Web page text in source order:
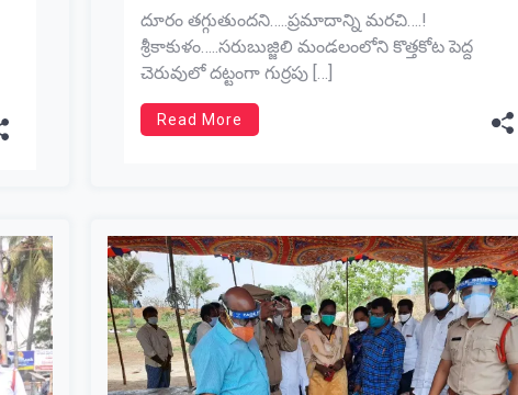
దూరం తగ్గుతుందని…..ప్రమాదాన్ని మరచి….!
శ్రీకాకుళం…..సరుబుజ్జిలి మండలంలోని కొత్తకోట పెద్ద
చెరువులో దట్టంగా గుర్రపు […]
Read More